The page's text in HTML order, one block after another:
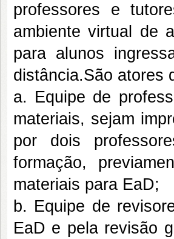
professores e
ambiente virtual de
para alunos
distância.São atores
a. Equipe de
materiais, sejam
por dois
formação,
materiais para EaD;
b. Equipe de
EaD e pela revisão